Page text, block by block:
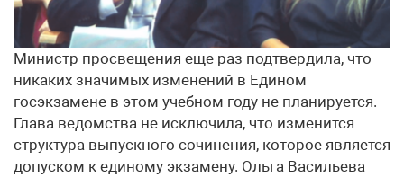
Министр просвещения еще раз подтвердила, что
никаких значимых изменений в Едином
госэкзамене в этом учебном году не планируется.
Глава ведомства не исключила, что изменится
структура выпускного сочинения, которое является
допуском к единому экзамену. Ольга Васильева